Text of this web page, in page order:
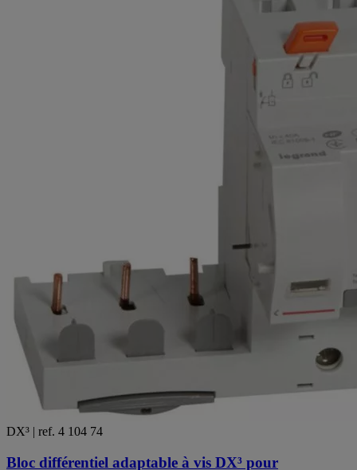
DX³ | ref. 4 104 74
Bloc différentiel adaptable à vis DX³ pour